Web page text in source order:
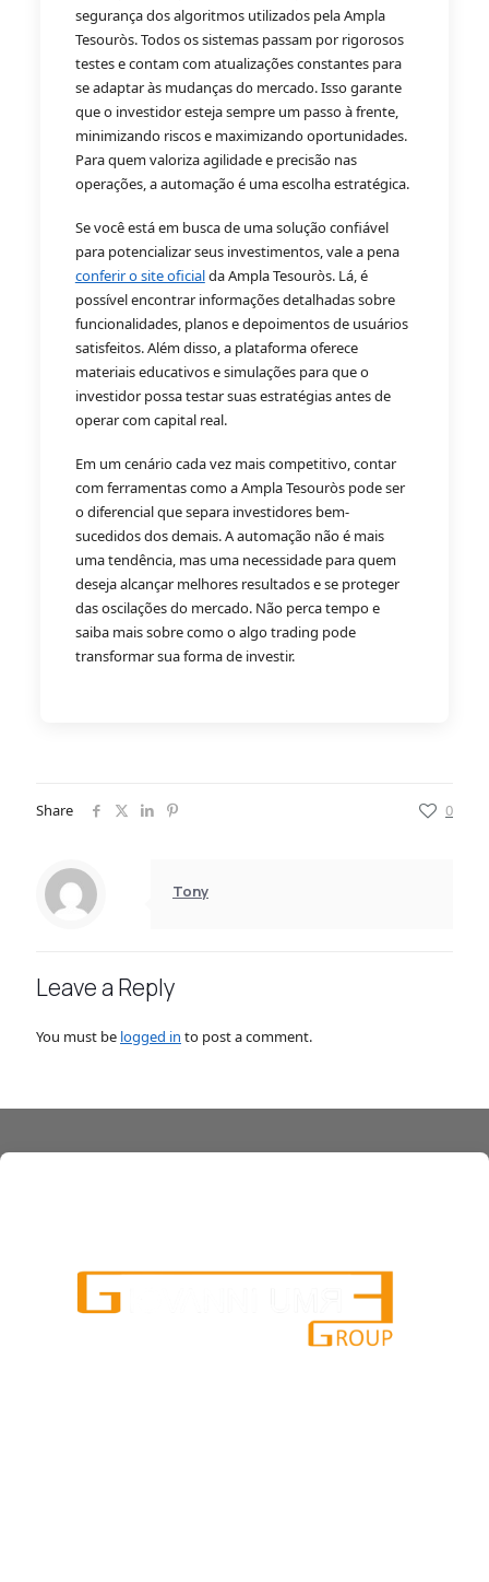
segurança dos algoritmos utilizados pela Ampla
Tesouròs. Todos os sistemas passam por rigorosos
testes e contam com atualizações constantes para
se adaptar às mudanças do mercado. Isso garante
que o investidor esteja sempre um passo à frente,
minimizando riscos e maximizando oportunidades.
Para quem valoriza agilidade e precisão nas
operações, a automação é uma escolha estratégica.
Se você está em busca de uma solução confiável
para potencializar seus investimentos, vale a pena
conferir o site oficialda Ampla Tesouròs. Lá, é
possível encontrar informações detalhadas sobre
funcionalidades, planos e depoimentos de usuários
satisfeitos. Além disso, a plataforma oferece
materiais educativos e simulações para que o
investidor possa testar suas estratégias antes de
operar com capital real.
Em um cenário cada vez mais competitivo, contar
com ferramentas como a Ampla Tesouròs pode ser
o diferencial que separa investidores bem-
sucedidos dos demais. A automação não é mais
uma tendência, mas uma necessidade para quem
deseja alcançar melhores resultados e se proteger
das oscilações do mercado. Não perca tempo e
saiba mais sobre como o algo trading pode
transformar sua forma de investir.
Share 0
Tony
Leave a Reply
You must be logged in to post a comment.